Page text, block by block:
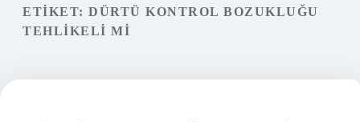
Hakkımızda
ETIKET: DÜRTÜ KONTROL BOZUKLUĞU
TEHLIKELI MI